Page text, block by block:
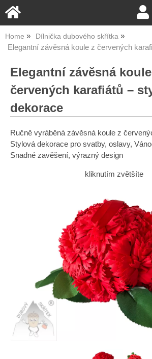
Home Dílnička dubového skřítka
Elegantní závěsná koule z červených
Elegantní závěsná
červených karafiátů –
dekorace
Ručně vyráběná závěsná koule z
Stylová dekorace pro svatby, oslavy,
Snadné zavěšení, výrazný design
kliknutím zvětšíte